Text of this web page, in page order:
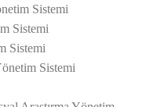
Sistemi
Sistemi
Sistemi
Sistemi